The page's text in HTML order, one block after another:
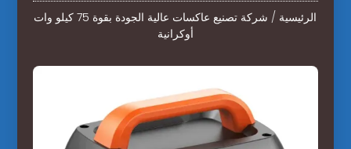
الرئيسية /
شركة تصنيع عاكسات عالية الجودة بقوة 75 كيلو وات
أوكرانية